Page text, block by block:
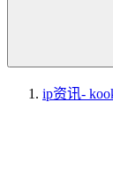
ip资讯-